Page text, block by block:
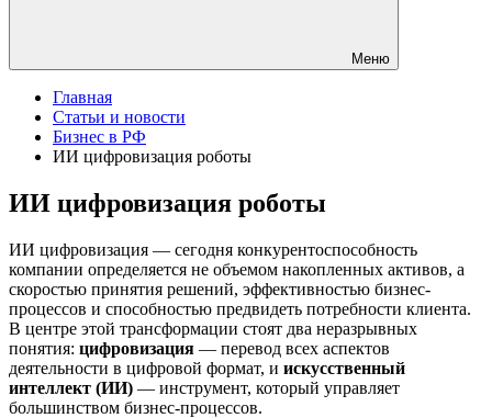
Меню
Главная
Статьи и новости
Бизнес в РФ
ИИ цифровизация роботы
ИИ цифровизация роботы
ИИ цифровизация — сегодня конкурентоспособность
компании определяется не объемом накопленных активов, а
скоростью принятия решений, эффективностью бизнес-
процессов и способностью предвидеть потребности клиента.
В центре этой трансформации стоят два неразрывных
понятия: цифровизация — перевод всех аспектов
деятельности в цифровой формат, и искусственный
интеллект (ИИ) — инструмент, который управляет
большинством бизнес-процессов.